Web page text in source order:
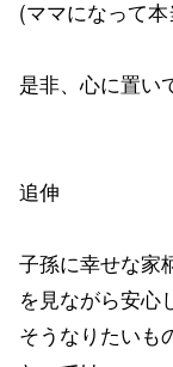
(ママになって
是非、心に置い
追伸
子孫に幸せな家
を見ながら安
そうなりたいも